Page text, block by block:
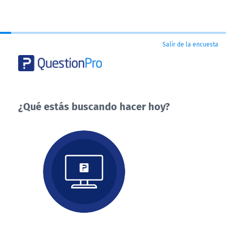
Salir de la encuesta
¿Qué estás buscando hacer hoy?
buscando
hacer